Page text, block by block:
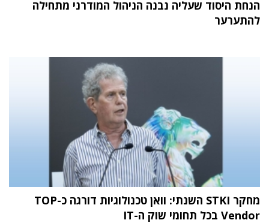
הנחת היסוד שעליה נבנה הניהול המודרני מתחילה
להתערער
מחקר STKI השנתי: וואן טכנולוגיות דורגה כ-TOP
Vendor בכל תחומי שוק ה-IT